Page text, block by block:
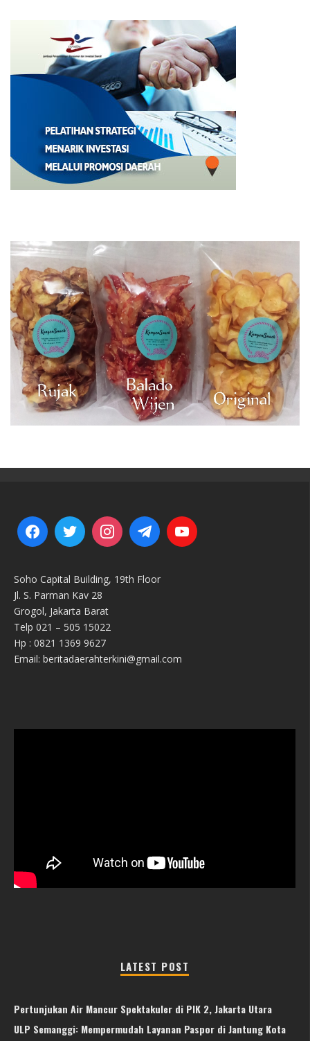
Soho Capital Building, 19th Floor
Jl. S. Parman Kav 28
Grogol, Jakarta Barat
Telp 021 – 505 15022
Hp : 0821 1369 9627
Email: beritadaerahterkini@gmail.com
LATEST POST
Pertunjukan Air Mancur Spektakuler di PIK 2, Jakarta Utara
ULP Semanggi: Mempermudah Layanan Paspor di Jantung Kota